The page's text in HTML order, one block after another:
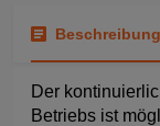
Beschreibung
Der
Betriebs ist